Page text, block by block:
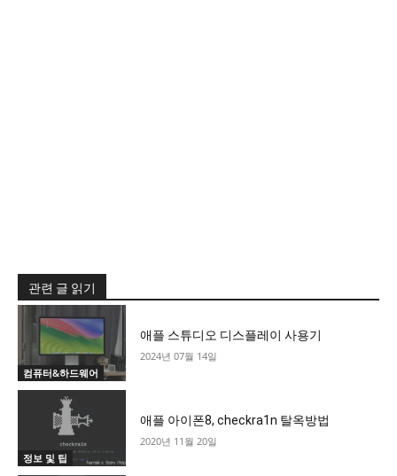
관련 글 읽기
컴퓨터&하드웨어
애플 스튜디오 디스플레이 사용기
2024년 07월 14일
정보 및 팁
애플 아이폰8, checkra1n 탈옥방법
2020년 11월 20일